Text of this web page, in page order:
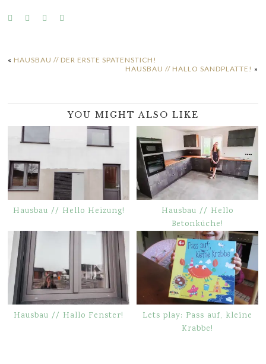
« HAUSBAU // DER ERSTE SPATENSTICH!
HAUSBAU // HALLO SANDPLATTE! »
YOU MIGHT ALSO LIKE
Hausbau // Hello Heizung!
Hausbau // Hello
Betonküche!
Hausbau // Hallo Fenster!
Lets play: Pass auf, kleine
Krabbe!